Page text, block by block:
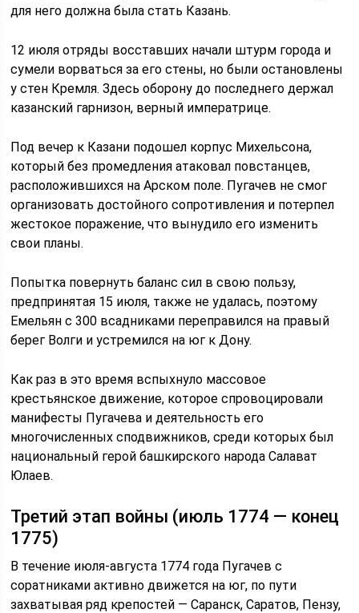
для него должна была стать Казань.
12 июля отряды восставших начали штурм города и
сумели ворваться за его стены, но были остановлены
у стен Кремля. Здесь оборону до последнего держал
казанский гарнизон, верный императрице.
Под вечер к Казани подошел корпус Михельсона,
который без промедления атаковал повстанцев,
расположившихся на Арском поле. Пугачев не смог
организовать достойного сопротивления и потерпел
жестокое поражение, что вынудило его изменить
свои планы.
Попытка повернуть баланс сил в свою пользу,
предпринятая 15 июля, также не удалась, поэтому
Емельян с 300 всадниками переправился на правый
берег Волги и устремился на юг к Дону.
Как раз в это время вспыхнуло массовое
крестьянское движение, которое спровоцировали
манифесты Пугачева и деятельность его
многочисленных сподвижников, среди которых был
национальный герой башкирского народа Салават
Юлаев.
Третий этап войны (июль 1774 — конец
1775)
В течение июля-августа 1774 года Пугачев с
соратниками активно движется на юг, по пути
захватывая ряд крепостей — Саранск, Саратов, Пензу,